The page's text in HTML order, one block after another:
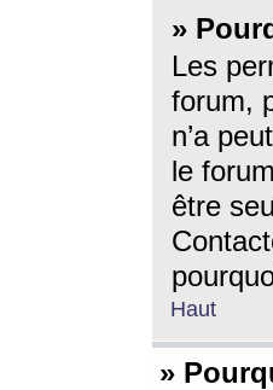
»
Les
forum,
n’a
le
être
Haut
»